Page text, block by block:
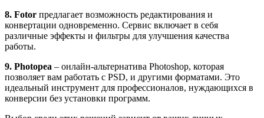
8. Fotor предлагает возможность редактирования и
конвертации одновременно. Сервис включает в себя
различные эффекты и фильтры для улучшения качества
работы.
9. Photopea – онлайн-альтернатива Photoshop, которая
позволяет вам работать с PSD, и другими форматами. Это
идеальный инструмент для профессионалов, нуждающихся в
конверсии без установки программ.